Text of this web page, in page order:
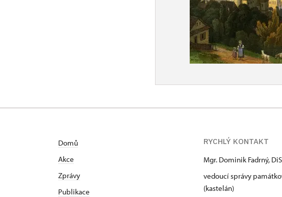
Domů
Akce
Zprávy
Publikace
RYCHLÝ KONTAKT
Mgr. Dominik Fadrný,
vedoucí správy
(kastelán)